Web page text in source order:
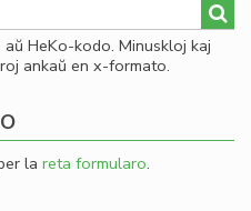
HeKo-kodo. Minuskloj kaj
ankaŭ en x-formato.
la reta formularo.